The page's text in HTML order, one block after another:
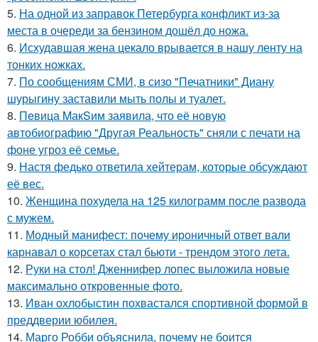
5. На одной из заправок Петербурга конфликт из-за
места в очереди за бензином дошёл до ножа.
6. Исхудавшая жена цекало врывается в нашу ленту на
тонких ножках.
7. По сообщениям СМИ, в сизо "Печатники" Диану
шурыгину заставили мыть полы и туалет.
8. Пeвица MакSим заявила, что её новую
автобиографию "Другая Реальность" сняли с печати на
фоне угроз её семье.
9. Настя федько ответила хейтерам, которые обсуждают
её вес.
10. Женщина похудела на 125 килограмм после развода
с мужем.
11. Модный манифест: почему ироничный ответ вали
карнавал о корсетах стал бьюти - трендом этого лета.
12. Руки на стол! Дженнифер лопес выложила новые
максимально откровенные фото.
13. Иван охлобыстин похвастался спортивной формой в
преддверии юбилея.
14. Марго Робби объяснила, почему не боится